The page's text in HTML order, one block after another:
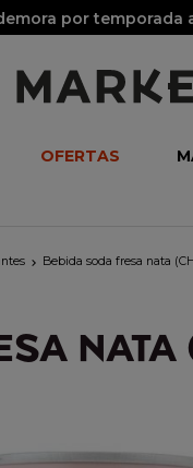
por temporada
OFERTAS
 Bebida soda fresa nata